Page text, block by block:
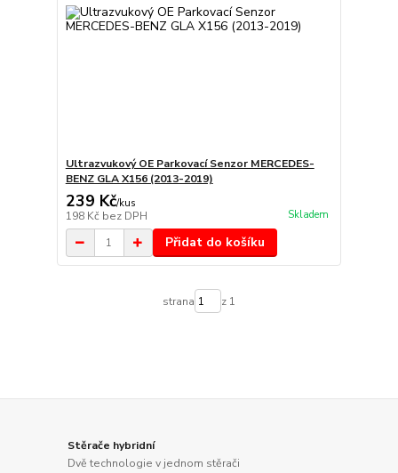
Ultrazvukový OE Parkovací Senzor MERCEDES-
BENZ GLA X156 (2013-2019)
239 Kč/kus
198 Kč bez DPH Skladem
Přidat do košíku
strana z 1
Stěrače hybridní
Dvě technologie v jednom stěrači